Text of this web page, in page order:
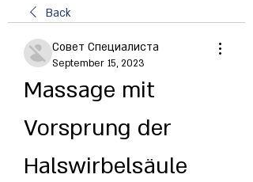
Back
Совет Специалиста
September 15, 2023
Massage mit
Vorsprung der
Halswirbelsäule